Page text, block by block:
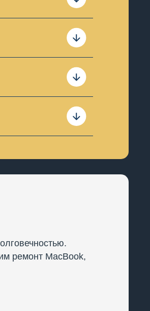
по плате.
ремонт MacBook,